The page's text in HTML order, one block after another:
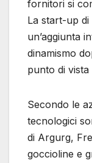
fornitori si
La start-up di
un’aggiunta
dinamismo
punto di
Secondo le
tecnologici
di Argurg,
goccioline e